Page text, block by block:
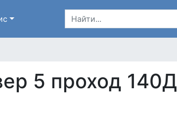
5 проход 140Д